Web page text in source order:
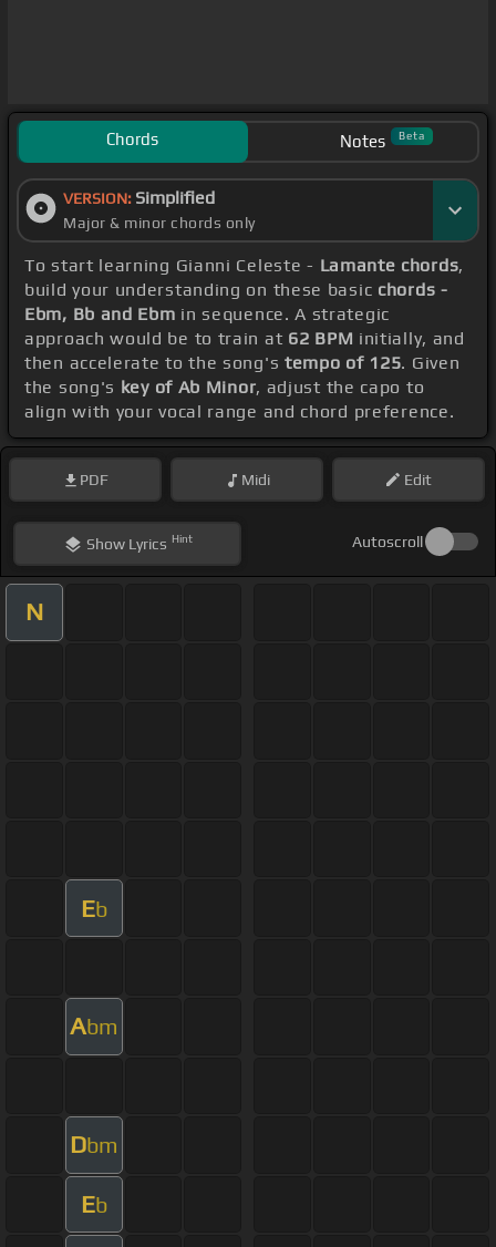
Chords Notes Beta
VERSION: Simplified
Major & minor chords only
To start learning Gianni Celeste - Lamante chords,
build your understanding on these basic chords -
Ebm, Bb and Ebm in sequence. A strategic
approach would be to train at 62 BPM initially, and
then accelerate to the song's tempo of 125. Given
the song's key of Ab Minor, adjust the capo to
align with your vocal range and chord preference.
PDF Midi Edit
ShowLyrics Hint Autoscroll
N
Eb
Abm
Dbm
Eb